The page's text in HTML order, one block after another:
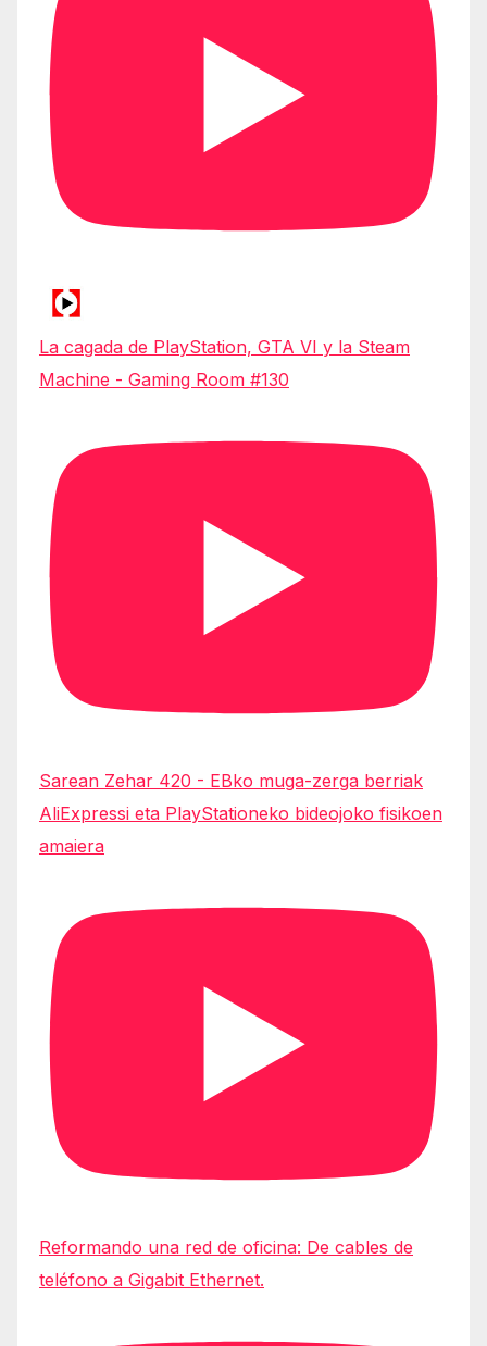
La cagada de PlayStation, GTA VI y la Steam
Machine - Gaming Room #130
Sarean Zehar 420 - EBko muga-zerga berriak
AliExpressi eta PlayStationeko bideojoko fisikoen
amaiera
Reformando una red de oficina: De cables de
teléfono a Gigabit Ethernet.